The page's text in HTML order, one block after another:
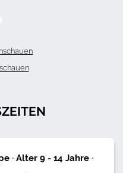
·Alter 9- 14 Jahre ·